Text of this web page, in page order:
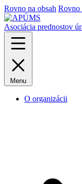
Rovno na obsah Rovno
Asociácia prednostov
Menu
O organizácii